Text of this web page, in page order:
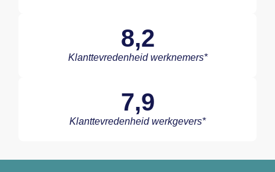
8,2
Klanttevredenheid werknemers*
7,9
Klanttevredenheid werkgevers*